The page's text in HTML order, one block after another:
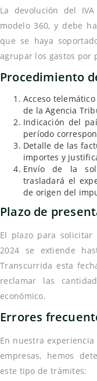
La devolución del
modelo 360, y debe
que se haya
agrupar los gastos por
Procedimiento
Acceso
de la Agencia
Indicación del
período
Detalle de las
importes y
Envío de la
trasladará el
de origen del
Plazo de
El plazo para solicitar
2024 se extiende
Transcurrida esta
reclamar las
económico.
Errores
En nuestra
empresas, hemos
este tipo de trámites: